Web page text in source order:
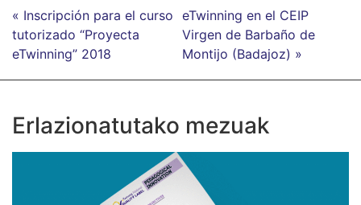
« Inscripción para el curso
tutorizado “Proyecta
eTwinning” 2018
eTwinning en el CEIP
Virgen de Barbaño de
Montijo (Badajoz) »
Erlazionatutako mezuak